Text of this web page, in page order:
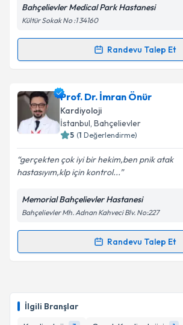
İlgili Branşlar
Kişisel verilerimin işlenmesine
Metni'ni okudum ve kişisel
kapsamda işlenmesini kabul
Bahçelievler Medical Park Hastanesi
Kültür Sokak No :1 34160
Randevu Talep Et
Randevu Takvimi Talebi
Uzm. Dr. Selma Oktay Ergin
talebi oluşturun. Size bu uzmandan
için bir takvim hazırlandığında e-posta
bilgilendireceğiz.
E-posta Adresiniz
Kişisel verilerimin işlenmesine
Metni'ni okudum ve kişisel
kapsamda işlenmesini kabul
Prof. Dr. İmran Önür
Kardiyoloji
İstanbul, Bahçelievler
5 (1 Değerlendirme)
gerçekten çok iyi bir hekim,ben pnik atak
hastasıyım,klp için kontrol...
Memorial Bahçelievler Hastanesi
Bahçelievler Mh. Adnan Kahveci Blv. No:227
Randevu Talep Et
Randevu Takvimi Talebi
takvim hazırlandığında e-posta ile